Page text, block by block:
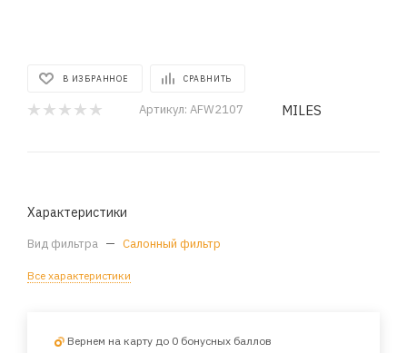
В ИЗБРАННОЕ СРАВНИТЬ
Артикул: AFW2107 MILES
Характеристики
Вид фильтра — Салонный фильтр
Все характеристики
Вернем на карту до 0 бонусных баллов